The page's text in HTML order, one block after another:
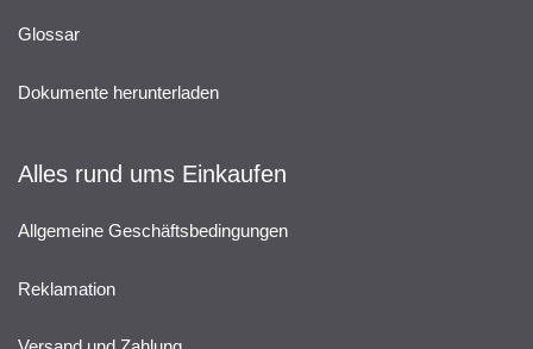
Glossar
Dokumente herunterladen
Alles rund ums Einkaufen
Allgemeine Geschäftsbedingungen
Reklamation